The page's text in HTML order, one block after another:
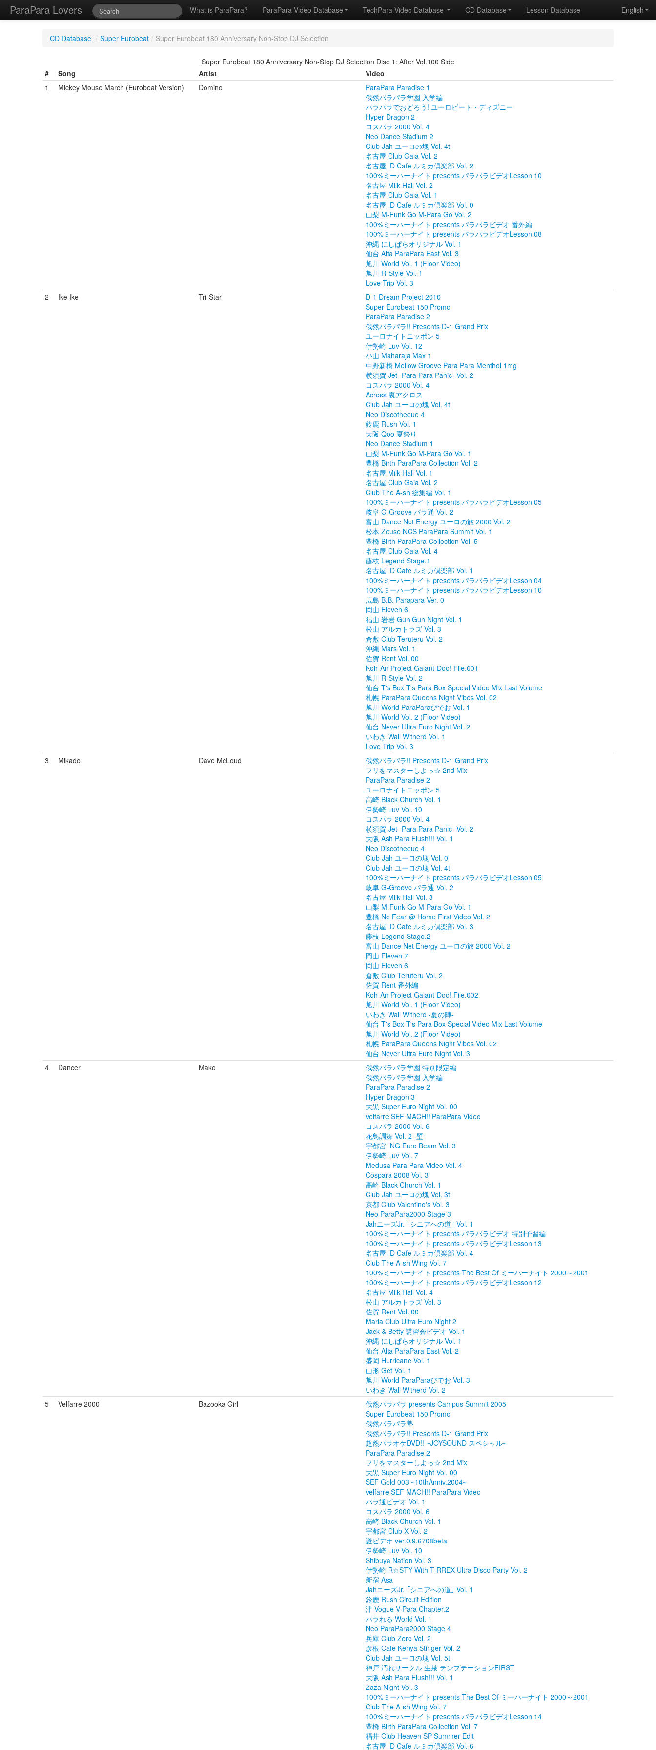
ParaPara Lovers What is ParaPara? ParaPara Video Database TechPara Video Database CD Database Lesson Database English
CD Database / Super Eurobeat / Super Eurobeat 180 Anniversary Non-Stop DJ Selection
Super Eurobeat 180 Anniversary Non-Stop DJ Selection Disc 1: After Vol.100 Side
#
Song Artist
Video
1
Mickey Mouse March (Eurobeat Version) Domino
ParaPara Paradise 1
俄然パラパラ学園 入学編
パラパラでおどろう! ユーロビート・ディズニー
Hyper Dragon 2
コスパラ 2000 Vol. 4
Neo Dance Stadium 2
Club Jah ユーロの塊 Vol. 4t
名古屋 Club Gaia Vol. 2
名古屋 ID Cafe ルミカ倶楽部 Vol. 2
100%ミーハーナイト presents パラパラビデオLesson.10
名古屋 Milk Hall Vol. 2
名古屋 Club Gaia Vol. 1
名古屋 ID Cafe ルミカ倶楽部 Vol. 0
山梨 M-Funk Go M-Para Go Vol. 2
100%ミーハーナイト presents パラパラビデオ 番外編
100%ミーハーナイト presents パラパラビデオLesson.08
沖縄 にしぱらオリジナル Vol. 1
仙台 Alta ParaPara East Vol. 3
旭川 World Vol. 1 (Floor Video)
旭川 R-Style Vol. 1
Love Trip Vol. 3
2
Ike Ike Tri-Star
D-1 Dream Project 2010
Super Eurobeat 150 Promo
ParaPara Paradise 2
俄然パラパラ!! Presents D-1 Grand Prix
ユーロナイトニッポン 5
伊勢崎 Luv Vol. 12
小山 Maharaja Max 1
中野新橋 Mellow Groove Para Para Menthol 1mg
横須賀 Jet -Para Para Panic- Vol. 2
コスパラ 2000 Vol. 4
Across 裏アクロス
Club Jah ユーロの塊 Vol. 4t
Neo Discotheque 4
鈴鹿 Rush Vol. 1
大阪 Qoo 夏祭り
Neo Dance Stadium 1
山梨 M-Funk Go M-Para Go Vol. 1
豊橋 Birth ParaPara Collection Vol. 2
名古屋 Milk Hall Vol. 1
名古屋 Club Gaia Vol. 2
Club The A-sh 総集編 Vol. 1
100%ミーハーナイト presents パラパラビデオLesson.05
岐阜 G-Groove パラ通 Vol. 2
富山 Dance Net Energy ユーロの旅 2000 Vol. 2
松本 Zeuse NCS ParaPara Summit Vol. 1
豊橋 Birth ParaPara Collection Vol. 5
名古屋 Club Gaia Vol. 4
藤枝 Legend Stage.1
名古屋 ID Cafe ルミカ倶楽部 Vol. 1
100%ミーハーナイト presents パラパラビデオLesson.04
100%ミーハーナイト presents パラパラビデオLesson.10
広島 B.B. Parapara Ver. 0
岡山 Eleven 6
福山 岩岩 Gun Gun Night Vol. 1
松山 アルカトラズ Vol. 3
倉敷 Club Teruteru Vol. 2
沖縄 Mars Vol. 1
佐賀 Rent Vol. 00
Koh-An Project Galant-Doo! File.001
旭川 R-Style Vol. 2
仙台 T's Box T's Para Box Special Video Mix Last Volume
札幌 ParaPara Queens Night Vibes Vol. 02
旭川 World ParaParaびでお Vol. 1
旭川 World Vol. 2 (Floor Video)
仙台 Never Ultra Euro Night Vol. 2
いわき Wall Witherd Vol. 1
Love Trip Vol. 3
3
Mikado Dave McLoud
俄然パラパラ!! Presents D-1 Grand Prix
フリをマスターしよっ☆ 2nd Mix
ParaPara Paradise 2
ユーロナイトニッポン 5
高崎 Black Church Vol. 1
伊勢崎 Luv Vol. 10
コスパラ 2000 Vol. 4
横須賀 Jet -Para Para Panic- Vol. 2
大阪 Ash Para Flush!!! Vol. 1
Neo Discotheque 4
Club Jah ユーロの塊 Vol. 0
Club Jah ユーロの塊 Vol. 4t
100%ミーハーナイト presents パラパラビデオLesson.05
岐阜 G-Groove パラ通 Vol. 2
名古屋 Milk Hall Vol. 3
山梨 M-Funk Go M-Para Go Vol. 1
豊橋 No Fear @ Home First Video Vol. 2
名古屋 ID Cafe ルミカ倶楽部 Vol. 3
藤枝 Legend Stage.2
富山 Dance Net Energy ユーロの旅 2000 Vol. 2
岡山 Eleven 7
岡山 Eleven 6
倉敷 Club Teruteru Vol. 2
佐賀 Rent 番外編
Koh-An Project Galant-Doo! File.002
旭川 World Vol. 1 (Floor Video)
いわき Wall Witherd -夏の陣-
仙台 T's Box T's Para Box Special Video Mix Last Volume
旭川 World Vol. 2 (Floor Video)
札幌 ParaPara Queens Night Vibes Vol. 02
仙台 Never Ultra Euro Night Vol. 3
4
Dancer Mako
俄然パラパラ学園 特別限定編
俄然パラパラ学園 入学編
ParaPara Paradise 2
Hyper Dragon 3
大黒 Super Euro Night Vol. 00
velfarre SEF MACH!! ParaPara Video
コスパラ 2000 Vol. 6
花鳥調舞 Vol. 2 -壁-
宇都宮 ING Euro Beam Vol. 3
伊勢崎 Luv Vol. 7
Medusa Para Para Video Vol. 4
Cospara 2008 Vol. 3
高崎 Black Church Vol. 1
Club Jah ユーロの塊 Vol. 3t
京都 Club Valentino's Vol. 3
Neo ParaPara2000 Stage 3
JahニーズJr. ｢シニアへの道｣ Vol. 1
100%ミーハーナイト presents パラパラビデオ 特別予習編
100%ミーハーナイト presents パラパラビデオLesson.13
名古屋 ID Cafe ルミカ倶楽部 Vol. 4
Club The A-sh Wing Vol. 7
100%ミーハーナイト presents The Best Of ミーハーナイト 2000～2001
100%ミーハーナイト presents パラパラビデオLesson.12
名古屋 Milk Hall Vol. 4
松山 アルカトラズ Vol. 3
佐賀 Rent Vol. 00
Maria Club Ultra Euro Night 2
Jack & Betty 講習会ビデオ Vol. 1
沖縄 にしぱらオリジナル Vol. 1
仙台 Alta ParaPara East Vol. 2
盛岡 Hurricane Vol. 1
山形 Get Vol. 1
旭川 World ParaParaびでお Vol. 3
いわき Wall Witherd Vol. 2
5
Velfarre 2000 Bazooka Girl
俄然パラパラ presents Campus Summit 2005
Super Eurobeat 150 Promo
俄然パラパラ塾
俄然パラパラ!! Presents D-1 Grand Prix
超然パラオケDVD!! ~JOYSOUND スペシャル~
ParaPara Paradise 2
フリをマスターしよっ☆ 2nd Mix
大黒 Super Euro Night Vol. 00
SEF Gold 003 ~10thAnniv.2004~
velfarre SEF MACH!! ParaPara Video
パラ通ビデオ Vol. 1
コスパラ 2000 Vol. 6
高崎 Black Church Vol. 1
宇都宮 Club X Vol. 2
謎ビデオ ver.0.9.6708beta
伊勢崎 Luv Vol. 10
Shibuya Nation Vol. 3
伊勢崎 R☆STY With T-RREX Ultra Disco Party Vol. 2
新宿 Asa
JahニーズJr. ｢シニアへの道｣ Vol. 1
鈴鹿 Rush Circuit Edition
津 Vogue V-Para Chapter.2
パラれる World Vol. 1
Neo ParaPara2000 Stage 4
兵庫 Club Zero Vol. 2
彦根 Cafe Kenya Stinger Vol. 2
Club Jah ユーロの塊 Vol. 5t
神戸 汚れサークル 生茶 テンプテーションFIRST
大阪 Ash Para Flush!!! Vol. 1
Zaza Night Vol. 3
100%ミーハーナイト presents The Best Of ミーハーナイト 2000～2001
Club The A-sh Wing Vol. 7
100%ミーハーナイト presents パラパラビデオLesson.14
豊橋 Birth ParaPara Collection Vol. 7
福井 Club Heaven SP Summer Edit
名古屋 ID Cafe ルミカ倶楽部 Vol. 6